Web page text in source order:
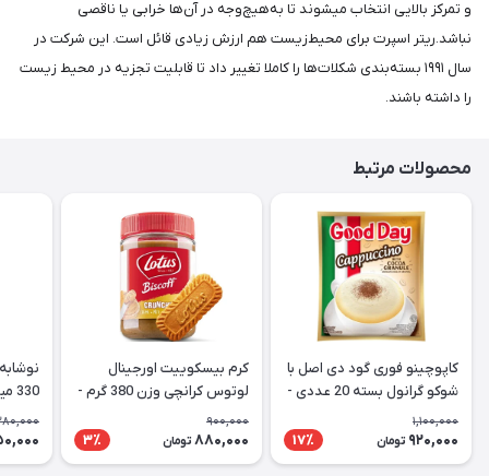
و تمرکز بالایی انتخاب میشوند تا به‌هیچ‌وجه در آن‌ها خرابی یا ناقصی
نباشد.ریتر اسپرت برای محیط‌زیست هم ارزش زیادی قائل است. این شرکت در
سال ۱۹۹۱ بسته‌بندی شکلات‌ها را کاملا تغییر داد تا قابلیت تجزیه در محیط زیست
را داشته باشند.
محصولات مرتبط
کاپوچینو فوری گود دی اصل با
شوکو گرانول بسته 20 عددی -
Good Day Cappuccino
1,100,000
920,000 تومان 17٪
کرم بیسکوییت اورجینال
لوتوس کرانچی وزن 380 گرم -
Lotus
900,000
880,000 تومان 3٪
330 میل CocaCola Vanilla